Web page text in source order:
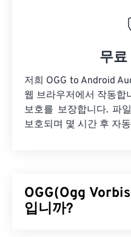
무료
저희 OGG to Android
웹 브라우저에서 작동합
보호를 보장합니다. 파
보호되며 몇 시간 후 자
OGG(Ogg
입니까?